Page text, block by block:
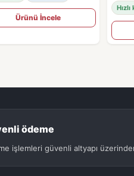
Ürünü İncele
ödeme
işlemleri güvenli altyapı